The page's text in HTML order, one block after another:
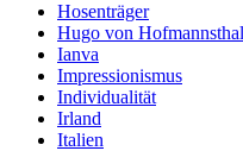
Hosenträger
Hugo von Hofmannsthal
Ianva
Impressionismus
Individualität
Irland
Italien